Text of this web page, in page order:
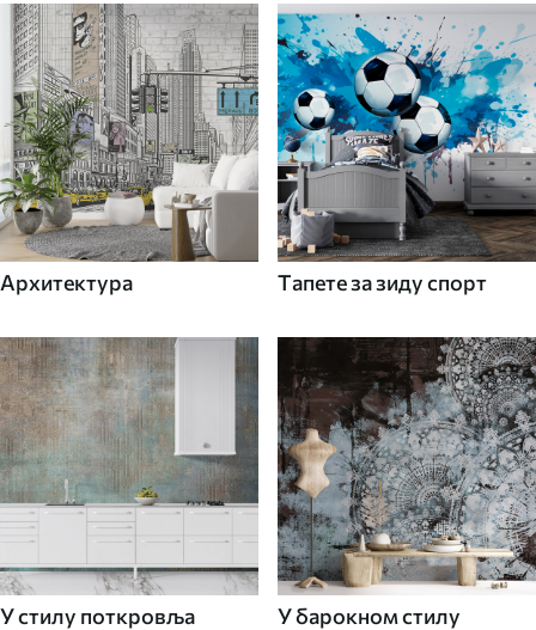
Архитектура Tапете за зиду спорт
У стилу поткровља У барокном стилу